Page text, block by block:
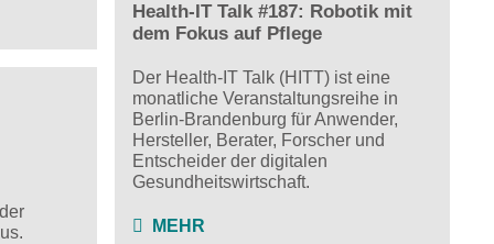
Health-IT Talk #187: Robotik mit
dem Fokus auf Pflege
Der Health-IT Talk (HITT) ist eine
monatliche Veranstaltungsreihe in
Berlin-Brandenburg für Anwender,
Hersteller, Berater, Forscher und
Entscheider der digitalen
Gesundheitswirtschaft.
MEHR